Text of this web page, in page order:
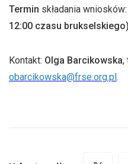
Termin składania wniosków:
12:00 czasu brukselskiego)
Kontakt: Olga Barcikowska,
obarcikowska@frse.org.pl.